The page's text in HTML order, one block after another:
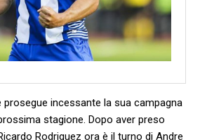
prosegue incessante la sua campagna
stagione. Dopo aver preso
Rodriguez ora è il turno di Andre